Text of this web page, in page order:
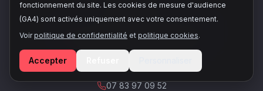
fonctionnement du site. Les cookies de mesure d'audience
(GA4) sont activés uniquement avec votre consentement.
Voir politique de confidentialité et politique cookies.
Accepter
Page contact
128 Rue de la Boétie, 75008 Paris
contacts@majoli.io
07 83 97 09 52